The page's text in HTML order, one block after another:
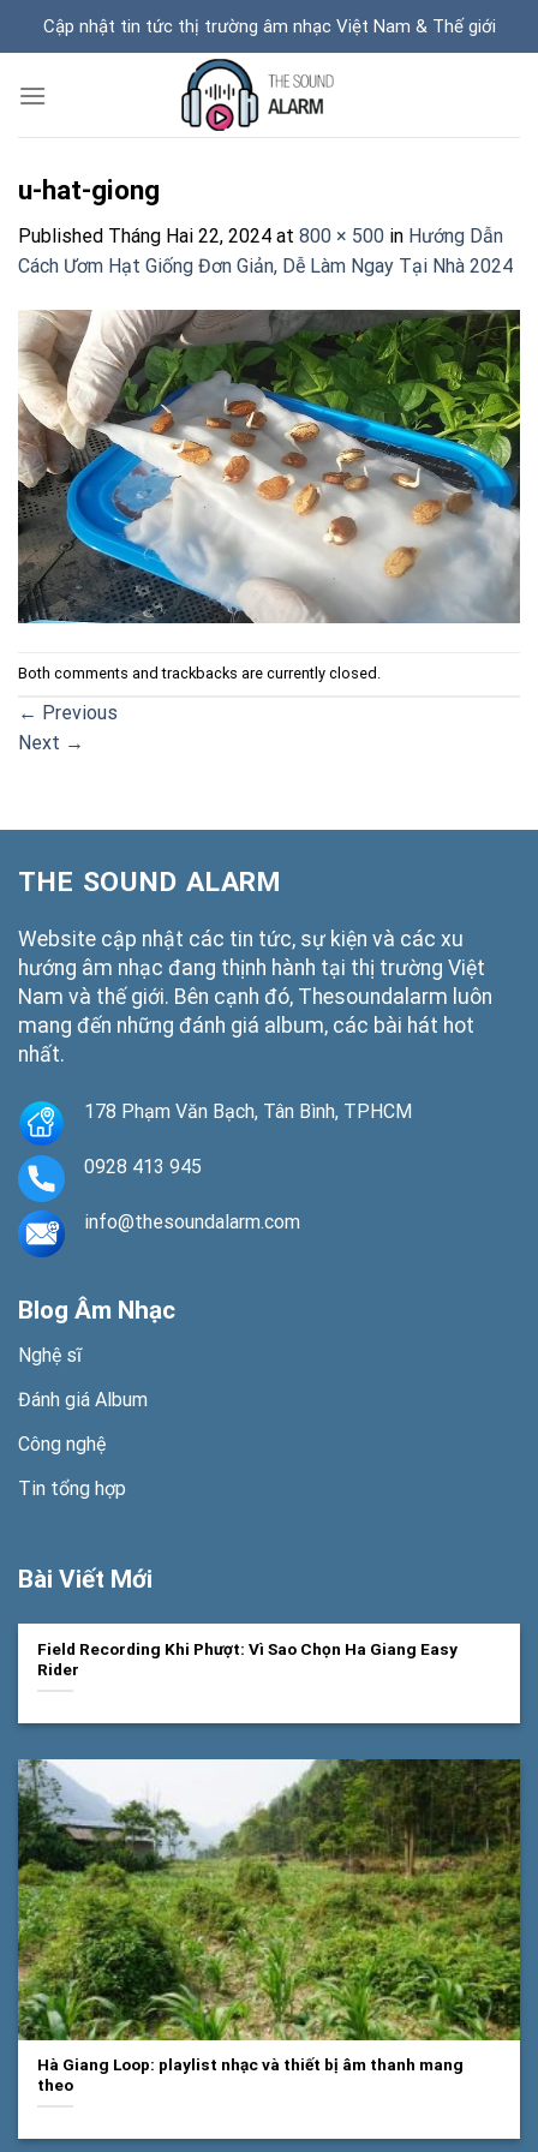
Cập nhật tin tức thị trường âm nhạc Việt Nam & Thế giới
u-hat-giong
Published Tháng Hai 22, 2024 at 800 × 500 in Hướng Dẫn
Cách Ươm Hạt Giống Đơn Giản, Dễ Làm Ngay Tại Nhà 2024
Both comments and trackbacks are currently closed.
← Previous
Next →
THE SOUND ALARM
Website cập nhật các tin tức, sự kiện và các xu
hướng âm nhạc đang thịnh hành tại thị trường Việt
Nam và thế giới. Bên cạnh đó, Thesoundalarm luôn
mang đến những đánh giá album, các bài hát hot
nhất.
178 Phạm Văn Bạch, Tân Bình, TPHCM
0928 413 945
info@thesoundalarm.com
Blog Âm Nhạc
Nghệ sĩ
Đánh giá Album
Công nghệ
Tin tổng hợp
Bài Viết Mới
Field Recording Khi Phượt: Vì Sao Chọn Ha Giang Easy
Rider
Hà Giang Loop: playlist nhạc và thiết bị âm thanh mang
theo